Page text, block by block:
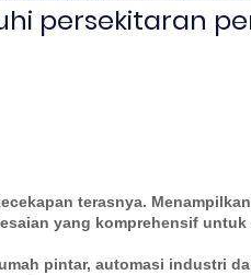
persekitaran
terasnya.
yang komprehensif untuk
pintar, automasi industri